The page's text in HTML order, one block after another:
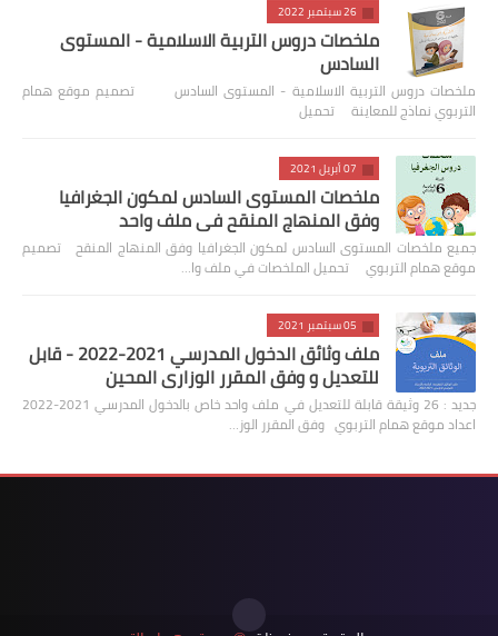
26 سبتمبر 2022
ملخصات دروس التربية الاسلامية - المستوى
السادس
ملخصات دروس التربية الاسلامية - المستوى السادس تصميم موقع همام
التربوي نماذج للمعاينة تحميل
07 أبريل 2021
ملخصات المستوى السادس لمكون الجغرافيا
وفق المنهاج المنقح في ملف واحد
جميع ملخصات المستوى السادس لمكون الجغرافيا وفق المنهاج المنقح تصميم
موقع همام التربوي تحميل الملخصات في ملف وا…
05 سبتمبر 2021
ملف وثائق الدخول المدرسي 2021-2022 - قابل
للتعديل و وفق المقرر الوزاري المحين
جديد : 26 وثيقة قابلة للتعديل في ملف واحد خاص بالدخول المدرسي 2021-2022
اعداد موقع همام التربوي وفق المقرر الوز…